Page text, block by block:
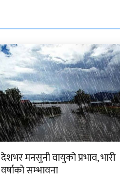
देशभर मनसुनी वायुको प्रभाव, भारी
वर्षाको सम्भावना